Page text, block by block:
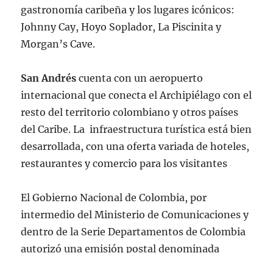
gastronomía caribeña y los lugares icónicos:
Johnny Cay, Hoyo Soplador, La Piscinita y
Morgan’s Cave.
San Andrés cuenta con un aeropuerto
internacional que conecta el Archipiélago con el
resto del territorio colombiano y otros países
del Caribe. La infraestructura turística está bien
desarrollada, con una oferta variada de hoteles,
restaurantes y comercio para los visitantes
El Gobierno Nacional de Colombia, por
intermedio del Ministerio de Comunicaciones y
dentro de la Serie Departamentos de Colombia
autorizó una emisión postal denominada